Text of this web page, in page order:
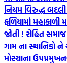
નિયમ વિરુદ્ધ
ફળિયામાં
જોતી ! રોહિત
ગામ ના સ્થાનિકો
મોરચાના ઉપપ્રમુખ